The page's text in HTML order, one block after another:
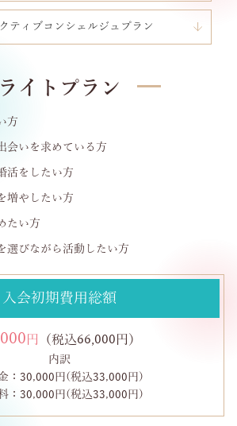
ティブコンシェルジュプラン
ライトプラン
方
会いを求めている方
活をしたい方
増やしたい方
たい方
選びながら活動したい方
入会初期費用総額
円 （税込66,000円）
内訳
：30,000円(税込33,000円)
：30,000円(税込33,000円)